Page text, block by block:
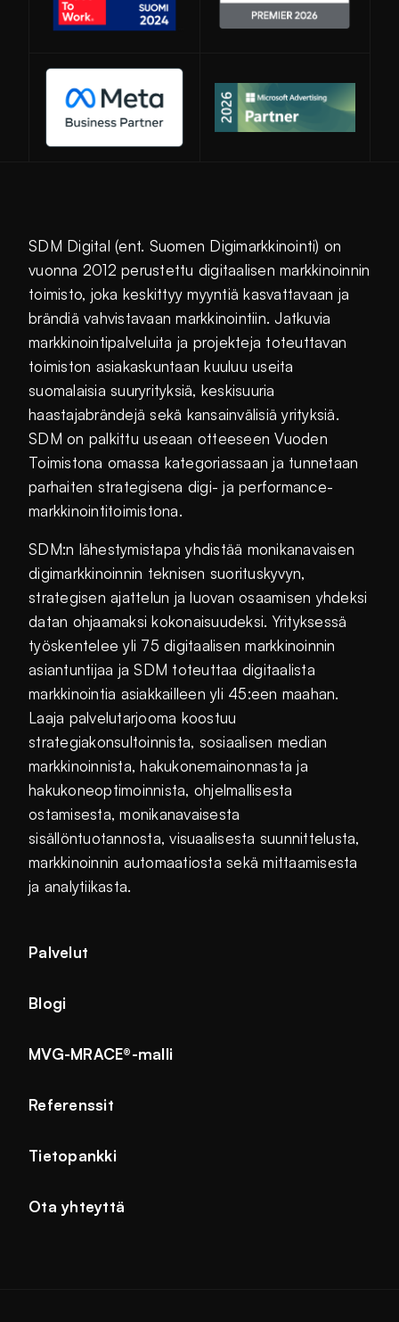
Avautuu uuteen ikkunaan
SDM Digital (ent. Suomen Digimarkkinointi) on
vuonna 2012 perustettu digitaalisen markkinoinnin
toimisto, joka keskittyy myyntiä kasvattavaan ja
brändiä vahvistavaan markkinointiin. Jatkuvia
markkinointipalveluita ja projekteja toteuttavan
toimiston asiakaskuntaan kuuluu useita
suomalaisia suuryrityksiä, keskisuuria
haastajabrändejä sekä kansainvälisiä yrityksiä.
SDM on palkittu useaan otteeseen Vuoden
Toimistona omassa kategoriassaan ja tunnetaan
parhaiten strategisena digi- ja performance-
markkinointitoimistona.
SDM:n lähestymistapa yhdistää monikanavaisen
digimarkkinoinnin teknisen suorituskyvyn,
strategisen ajattelun ja luovan osaamisen yhdeksi
datan ohjaamaksi kokonaisuudeksi. Yrityksessä
työskentelee yli 75 digitaalisen markkinoinnin
asiantuntijaa ja SDM toteuttaa digitaalista
markkinointia asiakkailleen yli 45:een maahan.
Laaja palvelutarjooma koostuu
strategiakonsultoinnista, sosiaalisen median
markkinoinnista, hakukonemainonnasta ja
hakukoneoptimoinnista, ohjelmallisesta
ostamisesta, monikanavaisesta
sisällöntuotannosta, visuaalisesta suunnittelusta,
markkinoinnin automaatiosta sekä mittaamisesta
ja analytiikasta.
Palvelut
Blogi
MVG-MRACE®-malli
Referenssit
Tietopankki
Ota yhteyttä